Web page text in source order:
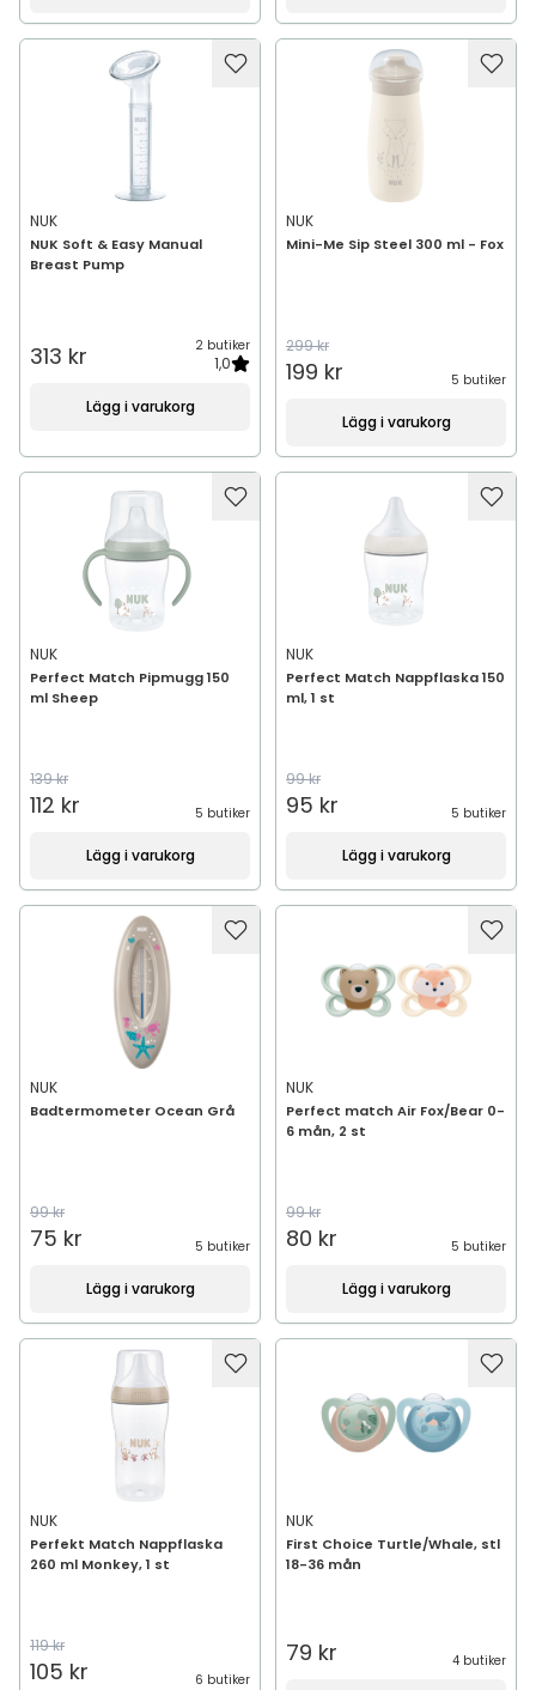
NUK
NUK Soft & Easy Manual
Breast Pump
313 kr 2 butiker
1,0
Lägg i varukorg
NUK
Mini-Me Sip Steel 300 ml - Fox
299 kr
199 kr 5 butiker
Lägg i varukorg
NUK
Perfect Match Pipmugg 150
ml Sheep
139 kr
112 kr 5 butiker
Lägg i varukorg
NUK
Perfect Match Nappflaska 150
ml, 1 st
99 kr
95 kr 5 butiker
Lägg i varukorg
NUK
Badtermometer Ocean Grå
99 kr
75 kr 5 butiker
Lägg i varukorg
NUK
Perfect match Air Fox/Bear 0-
6 mån, 2 st
99 kr
80 kr 5 butiker
Lägg i varukorg
NUK
Perfekt Match Nappflaska
260 ml Monkey, 1 st
119 kr
105 kr 6 butiker
NUK
First Choice Turtle/Whale, stl
18-36 mån
79 kr 4 butiker